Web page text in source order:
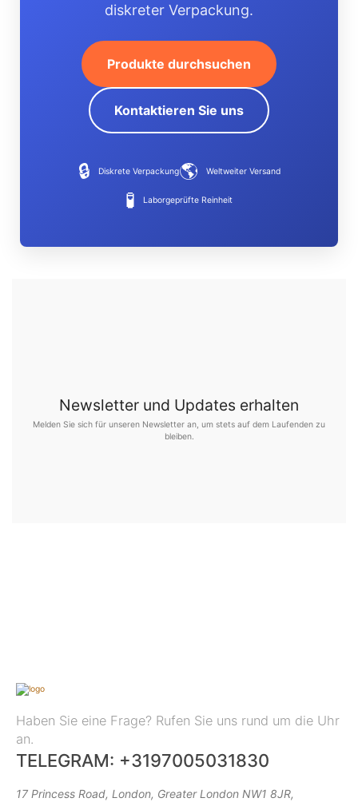
diskreter Verpackung.
Produkte durchsuchen
Kontaktieren Sie uns
🔒 Diskrete Verpackung🌎 Weltweiter Versand
🧪 Laborgeprüfte Reinheit
Newsletter und Updates erhalten
Melden Sie sich für unseren Newsletter an, um stets auf dem Laufenden zu
bleiben.
Haben Sie eine Frage? Rufen Sie uns rund um die Uhr
an.
TELEGRAM: +3197005031830
17 Princess Road, London, Greater London NW1 8JR,